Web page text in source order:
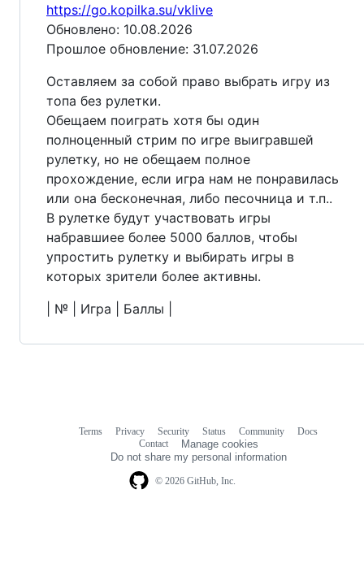
https://go.kopilka.su/vklive
Обновлено: 10.08.2026
Прошлое обновление: 31.07.2026
Оставляем за собой право выбрать игру из
топа без рулетки.
Обещаем поиграть хотя бы один
полноценный стрим по игре выигравшей
рулетку, но не обещаем полное
прохождение, если игра нам не понравилась
или она бесконечная, либо песочница и т.п..
В рулетке будут участвовать игры
набравшиее более 5000 баллов, чтобы
упростить рулетку и выбирать игры в
которых зрители более активны.
| № | Игра | Баллы |
© 2026 GitHub, Inc.
Terms Privacy Security Status Community
Docs
Contact
Manage cookies
Do not share my personal information